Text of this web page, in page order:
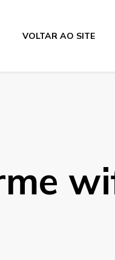
VOLTAR AO SITE